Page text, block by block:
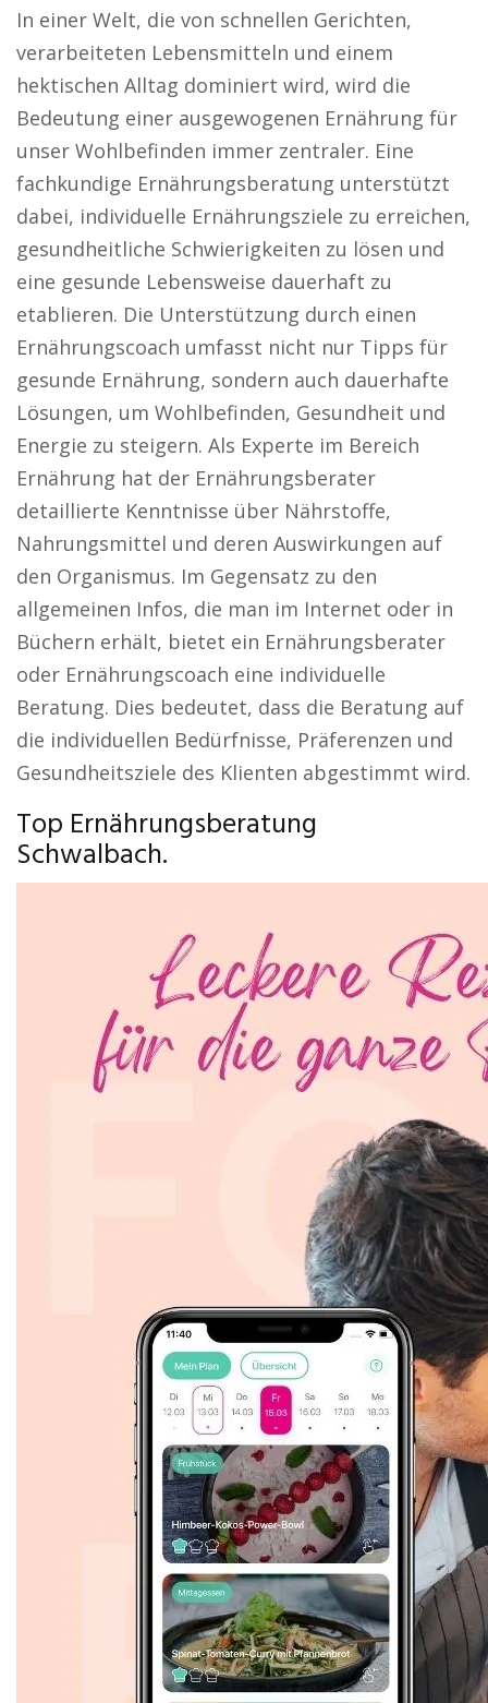
In einer Welt, die von schnellen Gerichten,
verarbeiteten Lebensmitteln und einem
hektischen Alltag dominiert wird, wird die
Bedeutung einer ausgewogenen Ernährung für
unser Wohlbefinden immer zentraler. Eine
fachkundige Ernährungsberatung unterstützt
dabei, individuelle Ernährungsziele zu erreichen,
gesundheitliche Schwierigkeiten zu lösen und
eine gesunde Lebensweise dauerhaft zu
etablieren. Die Unterstützung durch einen
Ernährungscoach umfasst nicht nur Tipps für
gesunde Ernährung, sondern auch dauerhafte
Lösungen, um Wohlbefinden, Gesundheit und
Energie zu steigern. Als Experte im Bereich
Ernährung hat der Ernährungsberater
detaillierte Kenntnisse über Nährstoffe,
Nahrungsmittel und deren Auswirkungen auf
den Organismus. Im Gegensatz zu den
allgemeinen Infos, die man im Internet oder in
Büchern erhält, bietet ein Ernährungsberater
oder Ernährungscoach eine individuelle
Beratung. Dies bedeutet, dass die Beratung auf
die individuellen Bedürfnisse, Präferenzen und
Gesundheitsziele des Klienten abgestimmt wird.
Top Ernährungsberatung
Schwalbach.